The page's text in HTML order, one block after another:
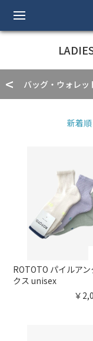
バッグ・ウォレッ
新着順
ROTOTO パイルアン
クス unisex
￥